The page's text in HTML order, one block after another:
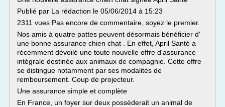
Publié par La rédaction le 05/06/2014 à 15:23
2311 vues Pas encore de commentaire, soyez le premier.
Nos amis à quatre pattes peuvent désormais bénéficier d'
une bonne assurance chien chat . En effet, April Santé a
récemment dévoilé une toute nouvelle offre d'assurance
intégrale destinée aux animaux de compagnie. Cette offre
se distingue notamment par ses modalités de
remboursement. Coup de projecteur.
Une assurance simple et complète
En France, un foyer sur deux possèderait un animal de